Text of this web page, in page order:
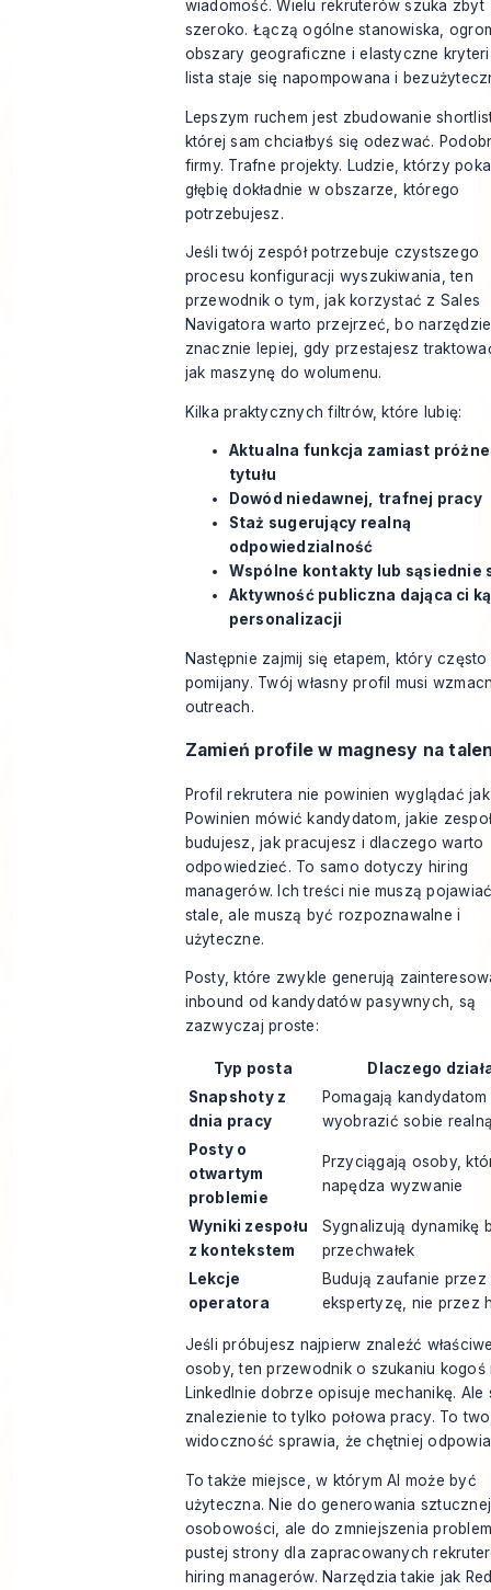
wiadomość. Wielu rekruterów szuka zbyt
szeroko. Łączą ogólne stanowiska,
obszary geograficzne i elastyczne
lista staje się napompowana i
Lepszym ruchem jest zbudowanie
której sam chciałbyś się odezwać.
firmy. Trafne projekty. Ludzie, którzy
głębię dokładnie w obszarze, którego
potrzebujesz.
Jeśli twój zespół potrzebuje czystszego
procesu konfiguracji wyszukiwania, ten
przewodnik otym, jak korzystać z Sales
Navigatora warto przejrzeć, bo narzędzie
znacznie lepiej, gdy przestajesz
jak maszynę do wolumenu.
Kilka praktycznych filtrów, które lubię:
Aktualna funkcja zamiast
tytułu
Dowód niedawnej, trafnej pracy
Staż sugerujący realną
odpowiedzialność
Wspólne kontakty lub sąsiednie
Aktywność publiczna dająca ci
personalizacji
Następnie zajmij się etapem, który
pomijany. Twój własny profil musi
outreach.
Zamień profile w magnesy na
Profil rekrutera nie powinien wyglądać jak
Powinien mówić kandydatom, jakie
budujesz, jak pracujesz i dlaczego warto
odpowiedzieć. To samo dotyczy hiring
managerów. Ich treści nie muszą
stale, ale muszą być rozpoznawalne i
użyteczne.
Posty, które zwykle generują
inbound od kandydatów pasywnych, są
zazwyczaj proste:
Typ posta
Dlaczego
Snapshoty z
dnia pracy
Pomagają kandydatom
wyobrazić sobie
Posty o
otwartym
problemie
Przyciągają osoby,
napędza wyzwanie
Wyniki zespołu
z kontekstem
Sygnalizują dynamikę
przechwałek
Lekcje
operatora
Budują zaufanie przez
ekspertyzę, nie przez
Jeśli próbujesz najpierw znaleźć
osoby, ten przewodnik o szukaniu kogoś
LinkedInie dobrze opisuje mechanikę. Ale
znalezienie to tylko połowa pracy. To
widoczność sprawia, że chętniej
To także miejsce, w którym AI może być
użyteczna. Nie do generowania sztucznej
osobowości, ale do zmniejszenia
pustej strony dla zapracowanych
hiring managerów. Narzędzia takie jak